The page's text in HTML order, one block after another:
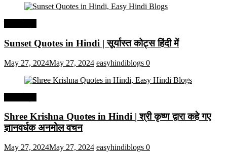
Sunset Quotes in Hindi | सूर्यास्त कोट्स हिंदी में
May 27, 2024May 27, 2024 easyhindiblogs 0
Shree Krishna Quotes in Hindi | श्री कृष्ण द्वारा कहे गए
ज्ञानवर्धक अनमोल वचन
May 27, 2024May 27, 2024 easyhindiblogs 0